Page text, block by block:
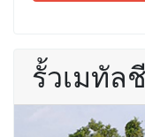
รั้วเมทัล